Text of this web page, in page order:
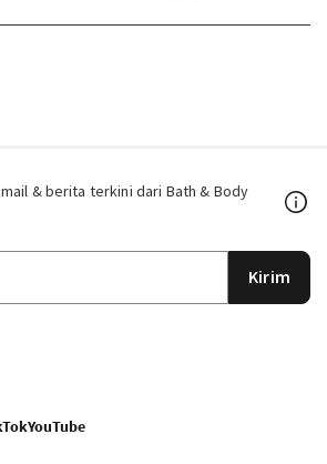
& berita terkini dari Bath & Body
Kirim
YouTube